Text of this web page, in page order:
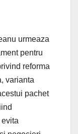
urmeaza
pentru
reforma
varianta
pachet